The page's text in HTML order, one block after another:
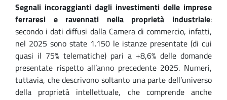
Segnali incoraggianti dagli investimenti delle imprese
ferraresi e ravennati nella proprietà industriale:
secondo i datidiffusi dalla Camera di commercio, infatti,
nel 2025 sono state 1.150 le istanze presentate (di cui
quasi il 75% telematiche) pari a +8,6% delle domande
presentate rispetto all’anno precedente 2025. Numeri,
tuttavia, chedescrivono soltanto una parte dell’universo
della proprietà intellettuale, che comprende anche